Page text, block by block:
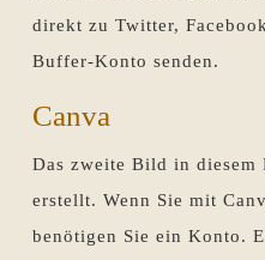
direkt zu Twitter,
Buffer-Konto senden.
Canva
Das zweite Bild in diesem
erstellt. Wenn Sie mit
benötigen Sie ein Konto.